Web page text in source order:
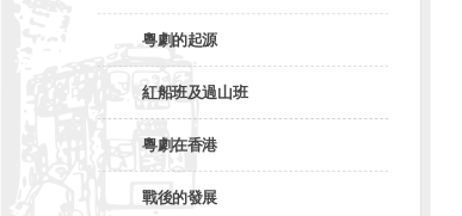
粵劇的起源
紅船班及過山班
粵劇在香港
戰後的發展